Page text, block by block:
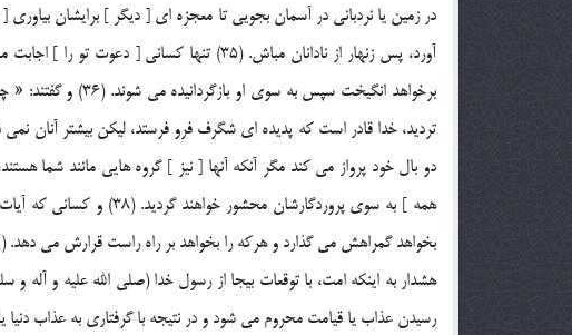
در زمين يا نردباني در آسمان بجويي تا معجزه اي [ ديگر ] برايشان
آورد، پس زنهار از نادانان مباش. (35) تنها
برخواهد انگيخت سپس
دو بال خود پرواز مي کند مگر آنکه آنها [ نيز ] گروه هايي مانند شما
همه ] به سوي پروردگارشان
بخواهد گمراهش مي گذارد و هرکه را بخواهد بر راه راست قرارش مي دهد. (39)
هشدار به اينکه امت، با توقعات بيجا از رسول خدا (صلي الله عليه و
رسيدن عذاب يا قيامت محروم مي شود و در نتيجه با گرفتاري به عذاب